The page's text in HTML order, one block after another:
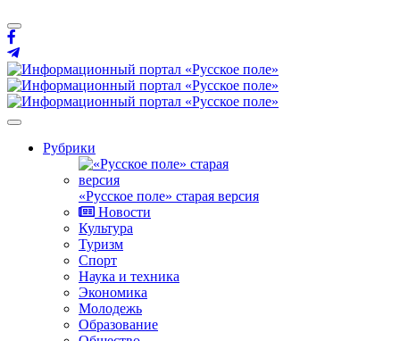
Рубрики
«Русское поле» старая версия
Новости
Культура
Туризм
Спорт
Наука и техника
Экономика
Молодежь
Образование